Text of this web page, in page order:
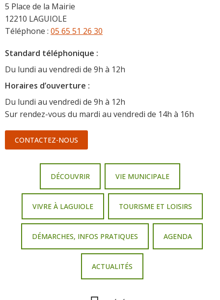
5 Place de la Mairie
12210 LAGUIOLE
Téléphone : 05 65 51 26 30
Standard téléphonique :
Du lundi au vendredi de 9h à 12h
Horaires d’ouverture :
Du lundi au vendredi de 9h à 12h
Sur rendez-vous du mardi au vendredi de 14h à 16h
CONTACTEZ-NOUS
DÉCOUVRIR VIE MUNICIPALE
VIVRE À LAGUIOLE TOURISME ET LOISIRS
DÉMARCHES, INFOS PRATIQUES AGENDA
ACTUALITÉS